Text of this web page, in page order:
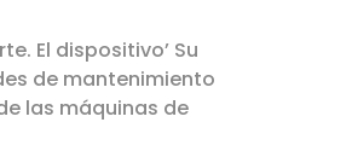
El dispositivo’ Su
de mantenimiento
las máquinas de